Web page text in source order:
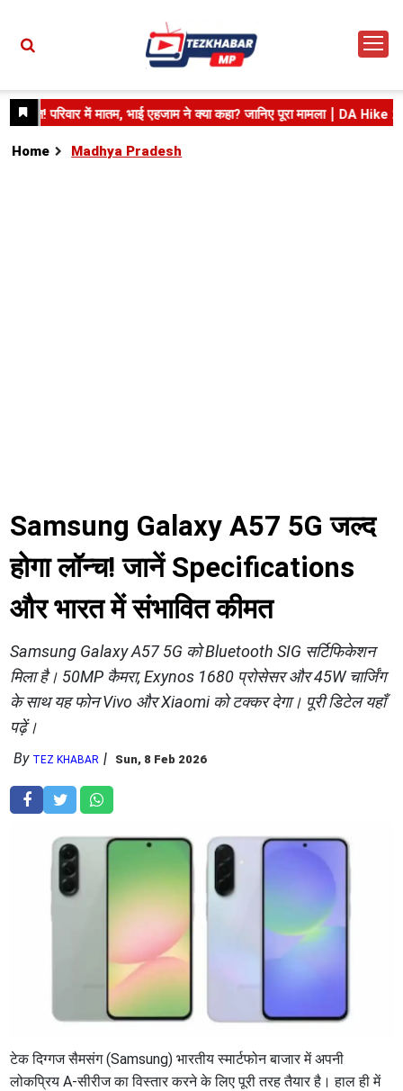
Home Madhya Pradesh
Samsung Galaxy A57 5G जल्द
होगा लॉन्च! जानें Specifications
और भारत में संभावित कीमत
Samsung Galaxy A57 5G को Bluetooth SIG सर्टिफिकेशन
मिला है। 50MP कैमरा, Exynos 1680 प्रोसेसर और 45W चार्जिंग
के साथ यह फोन Vivo और Xiaomi को टक्कर देगा। पूरी डिटेल यहाँ
पढ़ें।
By TEZ KHABAR Sun, 8 Feb 2026
टेक दिग्गज सैमसंग (Samsung) भारतीय स्मार्टफोन बाजार में अपनी
लोकप्रिय A-सीरीज का विस्तार करने के लिए पूरी तरह तैयार है। हाल ही में